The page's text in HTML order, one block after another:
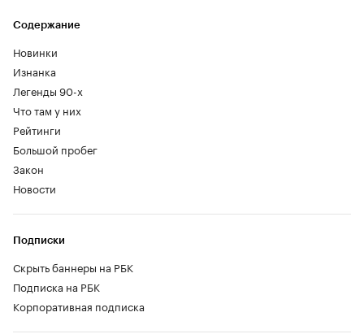
Содержание
Новинки
Изнанка
Легенды 90-х
Что там у них
Рейтинги
Большой пробег
Закон
Новости
Подписки
Скрыть баннеры на РБК
Подписка на РБК
Корпоративная подписка